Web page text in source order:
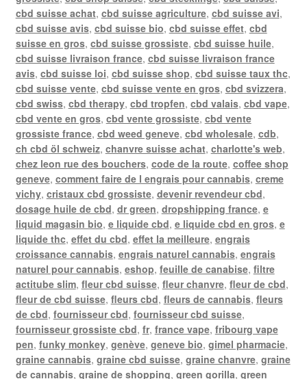
cbd suisse achat, cbd suisse agriculture, cbd suisse avi,
cbd suisse avis, cbd suisse bio, cbd suisse effet, cbd
suisse en gros, cbd suisse grossiste, cbd suisse huile,
cbd suisse livraison france, cbd suisse livraison france
avis, cbd suisse loi, cbd suisse shop, cbd suisse taux thc,
cbd suisse vente, cbd suisse vente en gros, cbd svizzera,
cbd swiss, cbd therapy, cbd tropfen, cbd valais, cbd vape,
cbd vente en gros, cbd vente grossiste, cbd vente
grossiste france, cbd weed geneve, cbd wholesale, cdb,
ch cbd öl schweiz, chanvre suisse achat, charlotte's web,
chez leon rue des bouchers, code de la route, coffee shop
geneve, comment faire de l engrais pour cannabis, creme
vichy, cristaux cbd grossiste, devenir revendeur cbd,
dosage huile de cbd, dr green, dropshipping france, e
liquid magasin bio, e liquide cbd, e liquide cbd en gros, e
liquide thc, effet du cbd, effet la meilleure, engrais
croissance cannabis, engrais naturel cannabis, engrais
naturel pour cannabis, eshop, feuille de canabise, filtre
actitube slim, fleur cbd suisse, fleur chanvre, fleur de cbd,
fleur de cbd suisse, fleurs cbd, fleurs de cannabis, fleurs
de cbd, fournisseur cbd, fournisseur cbd suisse,
fournisseur grossiste cbd, fr, france vape, fribourg vape
pen, funky monkey, genève, geneve bio, gimel pharmacie,
graine cannabis, graine cbd suisse, graine chanvre, graine
de cannabis, graine de shopping, green gorilla, green